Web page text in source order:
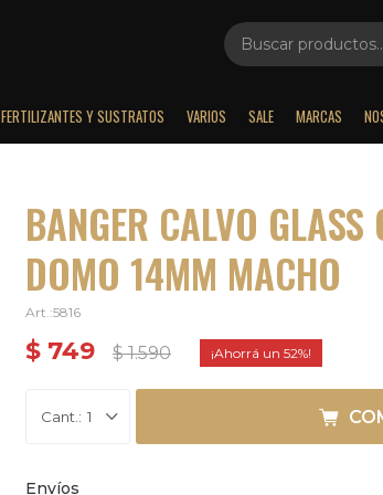
FERTILIZANTES Y SUSTRATOS VARIOS SALE MARCAS
BANGER CALVO GLASS
DOMO 14MM MACHO
5816
$ 749 $ 1.590 52
1
Envíos